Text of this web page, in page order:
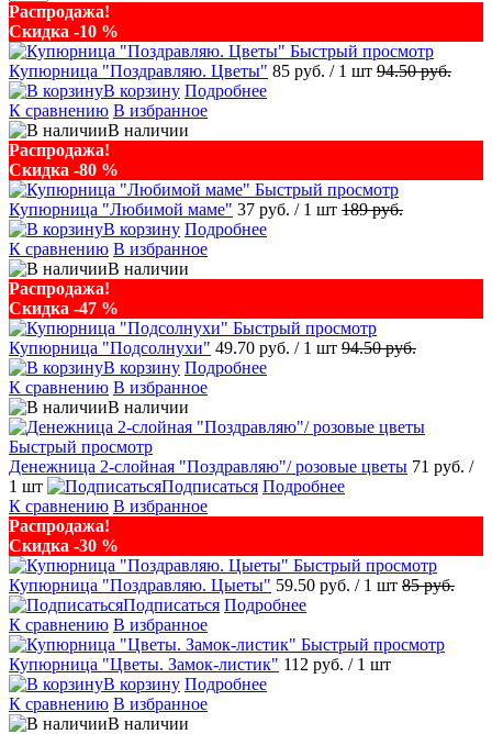
Распродажа!
Скидка -10 %
Быстрый просмотр
Купюрница "Поздравляю. Цветы" 85 руб. / 1 шт 94.50 руб.
В корзину Подробнее
К сравнению В избранное
В наличии
Распродажа!
Скидка -80 %
Быстрый просмотр
Купюрница "Любимой маме" 37 руб. / 1 шт 189 руб.
В корзину Подробнее
К сравнению В избранное
В наличии
Распродажа!
Скидка -47 %
Быстрый просмотр
Купюрница "Подсолнухи" 49.70 руб. / 1 шт 94.50 руб.
В корзину Подробнее
К сравнению В избранное
В наличии
Быстрый просмотр
Денежница 2-слойная "Поздравляю"/ розовые цветы 71 руб. /
1 шт
Подписаться Подробнее
К сравнению В избранное
Распродажа!
Скидка -30 %
Быстрый просмотр
Купюрница "Поздравляю. Цыеты" 59.50 руб. / 1 шт 85 руб.
Подписаться Подробнее
К сравнению В избранное
Быстрый просмотр
Купюрница "Цветы. Замок-листик" 112 руб. / 1 шт
В корзину Подробнее
К сравнению В избранное
В наличии